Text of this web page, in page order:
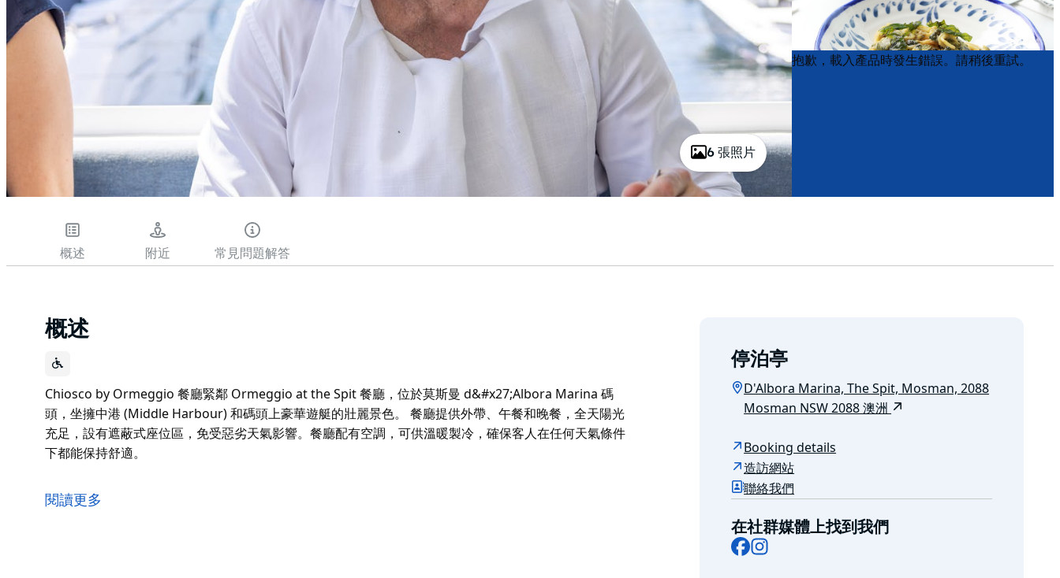
6 張照片
Product
List
Product
List
抱歉，載入產品時發生錯誤。請稍後重試。
概述 附近 常見問題解答
概述
Chiosco by Ormeggio 餐廳緊鄰 Ormeggio at the Spit 餐廳，位於莫斯曼 d&#x27;Albora Marina 碼
頭，坐擁中港 (Middle Harbour) 和碼頭上豪華遊艇的壯麗景色。 餐廳提供外帶、午餐和晚餐，全天陽光
充足，設有遮蔽式座位區，免受惡劣天氣影響。餐廳配有空調，可供溫暖製冷，確保客人在任何天氣條件
下都能保持舒適。
中港 (Middle Harbour) 和碼頭上豪華遊艇的壯麗景色。
閱讀更多
停泊亭
D'Albora Marina, The Spit, Mosman, 2088
Mosman NSW 2088 澳洲
Booking details
造訪網站
聯絡我們
在社群媒體上找到我們
Facebook